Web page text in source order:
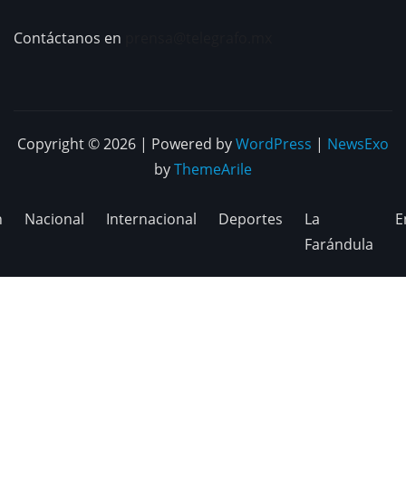
Contáctanos en
Copyright © 2026 | Powered byWordPress | NewsExo
byThemeArile
Nacional Internacional Deportes
La
Farándula